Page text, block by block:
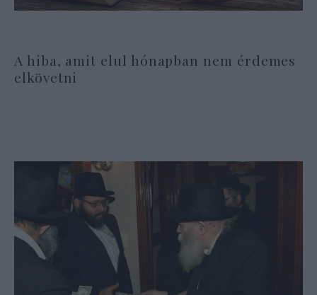
A hiba, amit elul hónapban nem érdemes
elkövetni